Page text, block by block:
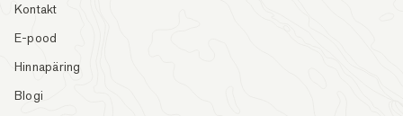
Kontakt
E-pood
Hinnapäring
Blogi